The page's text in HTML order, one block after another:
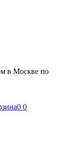
в Москве по
0 0